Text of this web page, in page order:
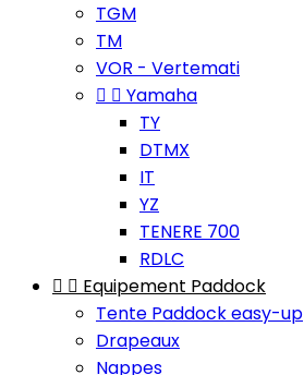
TGM
TM
VOR - Vertemati
  Yamaha
TY
DTMX
IT
YZ
TENERE 700
RDLC
  Equipement Paddock
Tente Paddock easy-up
Drapeaux
Nappes